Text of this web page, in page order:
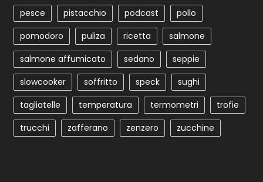
pesce
pistacchio podcast
pollo
pomodoro
puliza ricetta
salmone
salmone affumicato
sedano
seppie
slowcooker
soffritto speck
sughi
tagliatelle
temperatura termometri
trofie
trucchi
zafferano zenzero zucchine